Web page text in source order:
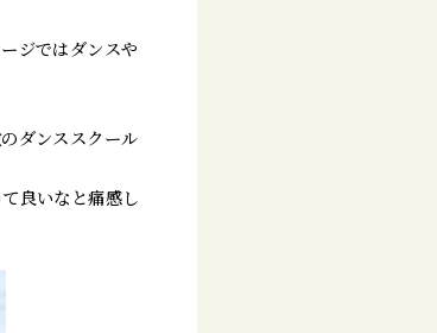
ジではダンスや
ダンススクール
良いなと痛感し